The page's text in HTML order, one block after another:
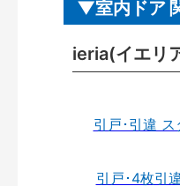
室内ドア
ieria(イエリ
引戸･引違 ス
引戸･4枚引